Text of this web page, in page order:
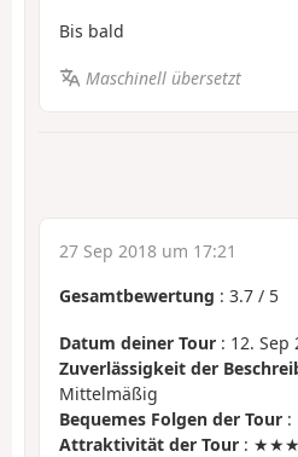
Bis bald
Maschinell übersetzt
27 Sep 2018 um 17:21
Gesamtbewertung : 3.7 / 5
Datum deiner Tour : 12. Sep
Zuverlässigkeit der
Mittelmäßig
Bequemes Folgen der Tour :
Attraktivität der Tour :